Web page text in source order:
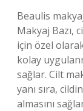
Beaulis
Makyaj Bazı,
için özel
kolay
sağlar. Cilt
yanı sıra,
almasını